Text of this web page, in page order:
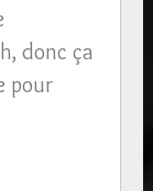
donc ça
pour